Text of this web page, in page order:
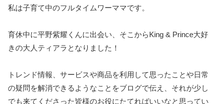
私は子育て中のフルタイムワーママです。
育休中に平野紫耀くんに出会い、そこからKing & Prince大好
きの大人ティアラとなりました！
トレンド情報、サービスや商品を利用して思ったことや日常
の疑問を解消できるようなことをブログで伝え、それが少し
でも来てくださった皆様のお役にたてればいいなと思ってい